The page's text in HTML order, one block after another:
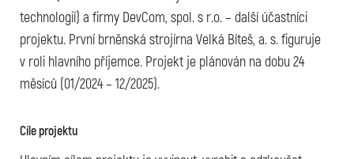
technologií) a firmy DevCom, spol. s r.o. – další účastníci
projektu. První brněnská strojírna Velká Bíteš, a. s. figuruje
v roli hlavního příjemce. Projekt je plánován na dobu 24
měsíců (01/2024 – 12/2025).
Cíle projektu